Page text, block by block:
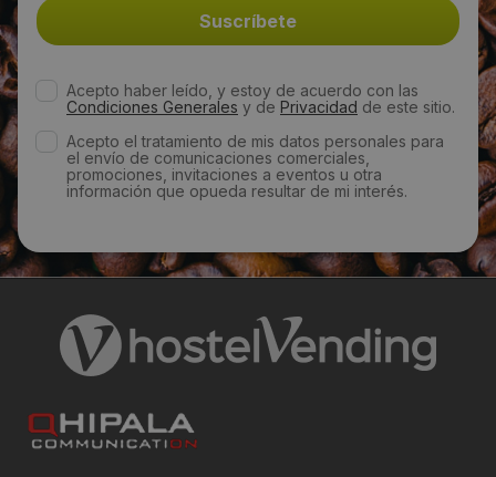
Web:
http://www.cartservice.es/wordpress/
Visitas a producto:
1556
Miércoles 25 Octubre 2017
Acepto haber leído, y estoy de acuerdo con las
Condiciones Generales y de Privacidad de este sitio.
Acepto el tratamiento de mis datos personales para
el envío de comunicaciones comerciales,
promociones, invitaciones a eventos u otra
información que opueda resultar de mi interés.